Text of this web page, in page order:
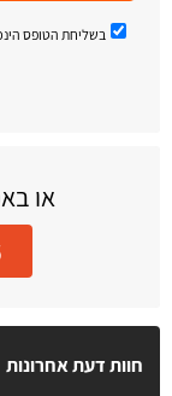
בשליחת הטופס
או
חוות דעת אחרונות